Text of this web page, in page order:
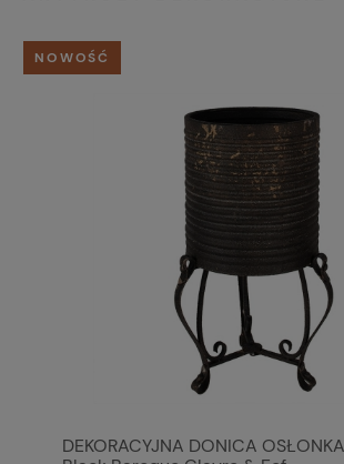
DEKORACYJNA DONICA
NOWOŚĆ